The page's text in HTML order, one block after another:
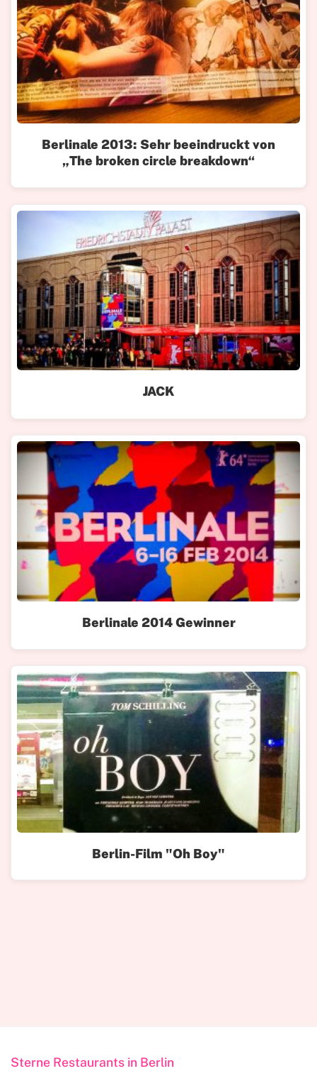
Berlinale 2013: Sehr beeindruckt von
„The broken circle breakdown“
JACK
Berlinale 2014 Gewinner
Berlin-Film "Oh Boy"
Sterne Restaurants in Berlin